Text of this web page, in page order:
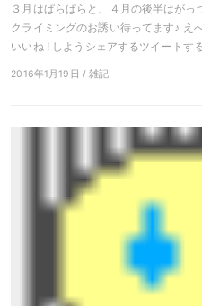
３月はぱらぱらと、４月の後半はが
クライミングのお誘い待ってます♪ え
いいね ! しようシェアするツイートす
2016年1月19日 / 雑記